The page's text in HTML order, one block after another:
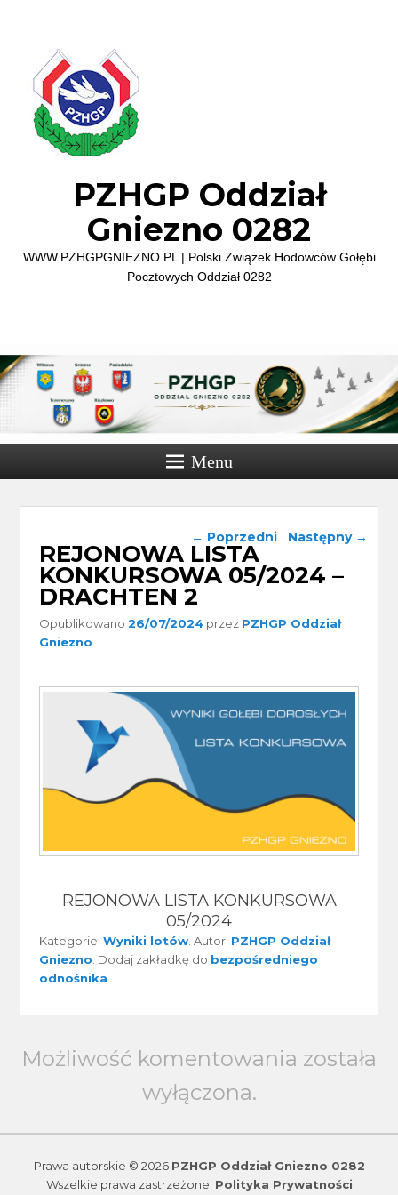
PZHGP Oddział
Gniezno 0282
WWW.PZHGPGNIEZNO.PL | Polski Związek Hodowców Gołębi
Pocztowych Oddział 0282
Menu
Nawigacja wpisu
← Poprzedni Następny →
REJONOWA LISTA
KONKURSOWA 05/2024 –
DRACHTEN 2
Opublikowano 26/07/2024 przez PZHGP Oddział
Gniezno
REJONOWA LISTA KONKURSOWA
05/2024
Kategorie: Wyniki lotów. Autor: PZHGP Oddział
Gniezno . Dodaj zakładkę do bezpośredniego
odnośnika
Możliwość komentowania została
wyłączona.
Prawa autorskie © 2026 PZHGP Oddział Gniezno 0282
Wszelkie prawa zastrzeżone. Polityka Prywatności